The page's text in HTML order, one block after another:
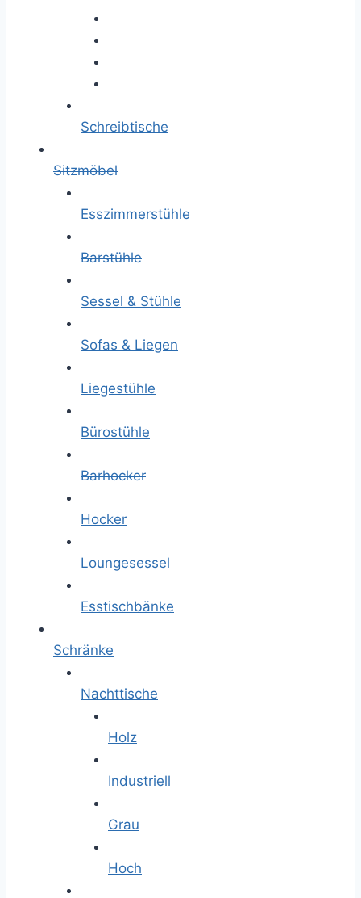
Schreibtische
Sitzmöbel
Esszimmerstühle
Barstühle
Sessel & Stühle
Sofas & Liegen
Liegestühle
Bürostühle
Barhocker
Hocker
Loungesessel
Esstischbänke
Schränke
Nachttische
Holz
Industriell
Grau
Hoch